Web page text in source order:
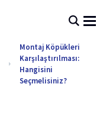
Montaj Köpükleri
Karşılaştırılması:
Hangisini
Seçmelisiniz?